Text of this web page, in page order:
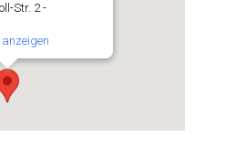
Str. 2 -